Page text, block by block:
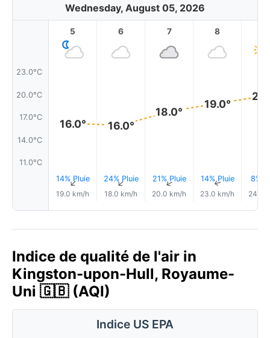
Wednesday, August 05, 2026
23.0°C
20.0°C
17.0°C
14.0°C
11.0°C
5
16.0°
14% Pluie
↑
19.0 km/h
6
16.0°
24% Pluie
↑
18.0 km/h
7
18.0°
21% Pluie
↑
20.0 km/h
8
19.0°
14% Pluie
↑
23.0 km/h
8%
24.0
Indice de qualité de l'air in
Kingston-upon-Hull, Royaume-
Uni 🇬🇧 (AQI)
Indice US EPA